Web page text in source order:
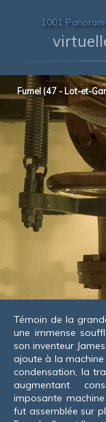
1001
Fumel (47 - Lot-et-
Témoin de la
une immense
son inventeur
ajoute à la
condensation, la
augmentant
imposante
fut assemblée sur